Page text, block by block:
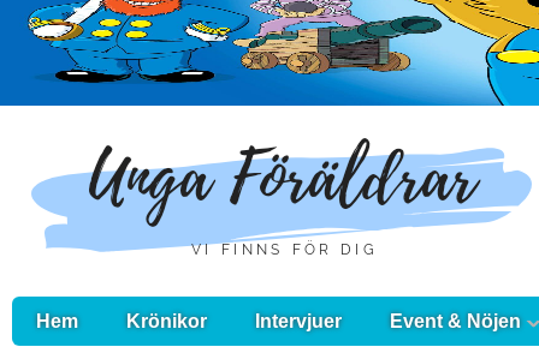
Hem Krönikor Intervjuer Event & Nöjen